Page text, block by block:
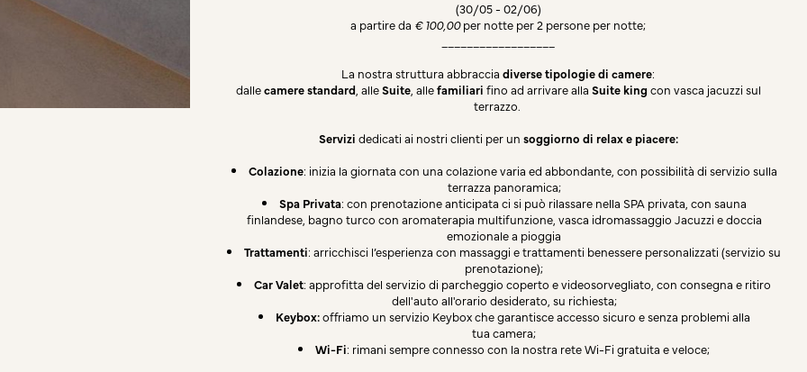
(30/05 - 02/06)
a partire da € 100,00per notte per 2 persone per notte;
La nostra struttura abbracciadiverse tipologie di camere:
dallecamere standard, alleSuite, allefamiliari fino ad arrivare alla Suite kingcon vasca jacuzzi sul
terrazzo.
Servizi dedicati ai nostri clienti per un soggiorno di relax e piacere:
Colazione: inizia la giornata con una colazione varia ed abbondante, con possibilità di servizio sulla
terrazza panoramica;
Spa Privata: con prenotazione anticipata ci si può rilassare nella SPA privata, con sauna
finlandese, bagno turco con aromaterapia multifunzione, vasca idromassaggio Jacuzzi e doccia
emozionale a pioggia
Trattamenti: arricchisci l’esperienza con massaggi e trattamenti benessere personalizzati (servizio su
prenotazione);
Car Valet: approfitta del servizio di parcheggio coperto e videosorvegliato, con consegna e ritiro
dell'auto all'orario desiderato, su richiesta;
Keybox:offriamo un servizio Keybox che garantisce accesso sicuro e senza problemi alla
tua camera;
Wi-Fi: rimani sempre connesso con la nostra rete Wi-Fi gratuita e veloce;